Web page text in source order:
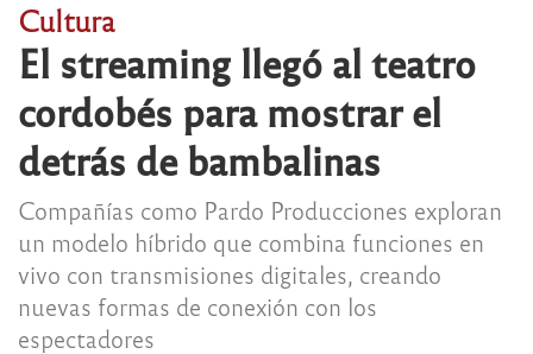
Cultura
El streaming llegó al teatro
cordobés para mostrar el
detrás de bambalinas
Compañías como Pardo Producciones exploran
un modelo híbrido que combina funciones en
vivo con transmisiones digitales, creando
nuevas formas de conexión con los
espectadores